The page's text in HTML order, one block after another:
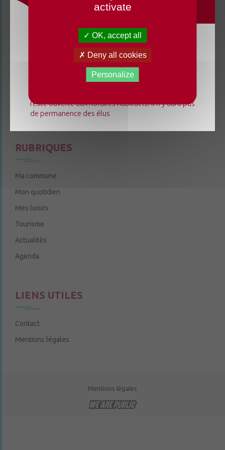
Le mardi de 9h à 12h
Le jeudi de 9h à 12h et de 14h à 18h
Nous contacter
RUBRIQUES
Ma commune
Mon quotidien
Mes loisirs
Tourisme
Actualités
Agenda
LIENS UTILES
Contact
Mentions légales
Mentions légales
Du lundi 3 août au dimanche 23 août 2026, la
mairie déléguée de Chenillé-Changé adapte ses
horaires ⚠ Elle sera fermée les jeudis, ouverte les
lundis 3, 10 et 17 août de 9h à 12h. L'accueil de la
reste ouverte aux horaires habituels. Il n'y aura pas
de permanence des élus
activate
OK, accept all
Deny all cookies
Personalize